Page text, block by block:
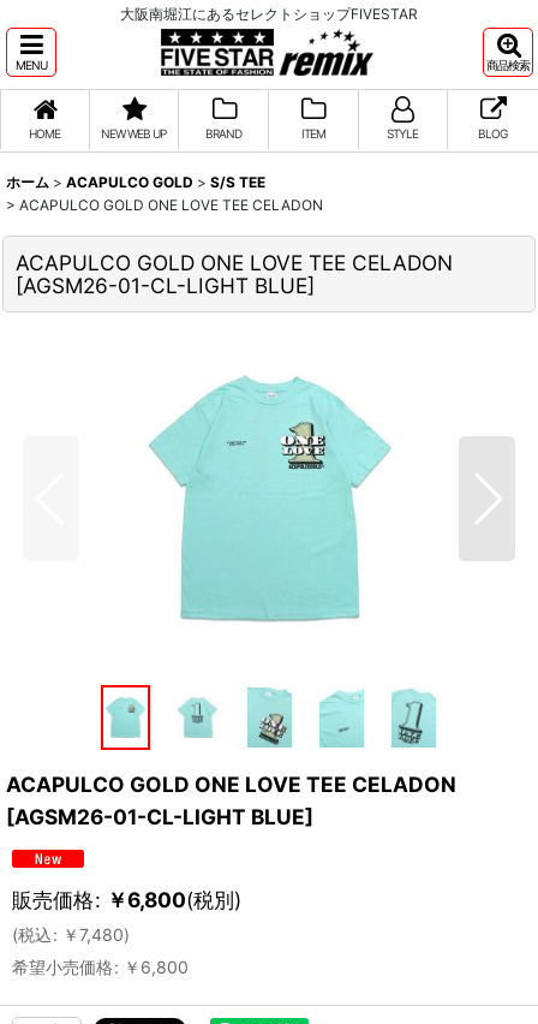
大阪南堀江にあるセレクトショップFIVESTAR
MENU 商品検索
HOME NEW WEB UP BRAND ITEM STYLE BLOG
ホーム > ACAPULCO GOLD > S/S TEE
> ACAPULCO GOLD ONE LOVE TEE CELADON
ACAPULCO GOLD ONE LOVE TEE CELADON
[AGSM26-01-CL-LIGHT BLUE]
ACAPULCO GOLD ONE LOVE TEE CELADON
[AGSM26-01-CL-LIGHT BLUE]
販売価格: ￥6,800(税別)
(税込: ￥7,480)
希望小売価格: ￥ 6,800